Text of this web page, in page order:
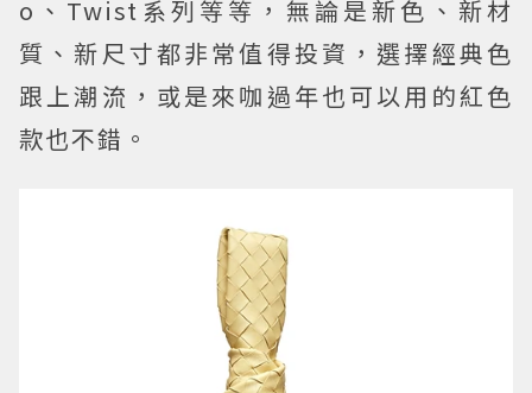
o、Twist系列等等，無論是新色、新材
質、新尺寸都非常值得投資，選擇經典色
跟上潮流，或是來咖過年也可以用的紅色
款也不錯。